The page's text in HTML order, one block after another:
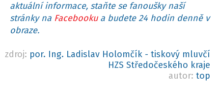
aktuální informace, staňte se fanoušky naší
stránky na Facebookua budete 24 hodin denně v
obraze.
zdroj: por. Ing. Ladislav Holomčík - tiskový mluvčí
HZS Středočeského kraje
autor: top